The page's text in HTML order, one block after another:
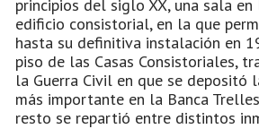
principios del siglo XX, una sala
edificio consistorial, en la que
hasta su definitiva instalación en
piso de las Casas Consistoriales,
la Guerra Civil en que se depositó
más importante en la Banca
resto se repartió entre distintos